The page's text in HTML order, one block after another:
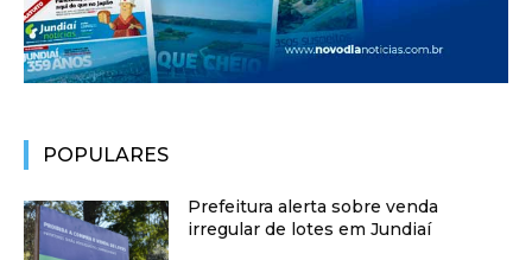
POPULARES
Prefeitura alerta sobre venda
irregular de lotes em Jundiaí